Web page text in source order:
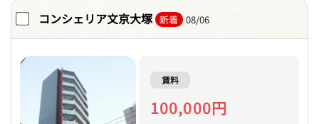
コンシェリア文京大塚 新着 08/06
賃料
100,000円